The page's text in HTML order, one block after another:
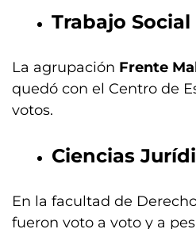
Trabajo Social
La agrupación Frente
quedó con el Centro de
votos.
Ciencias
En la facultad de
fueron voto a voto y a